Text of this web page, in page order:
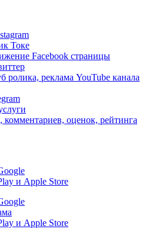
Токе
Facebook страницы
реклама YouTube канала
комментариев, оценок, рейтинга
и Apple Store
и Apple Store